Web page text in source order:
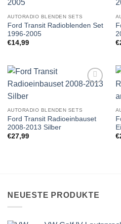
AUTORADIO BLENDEN SETS
Ford Transit Radioblenden Set
1996-2005
€14,99
€
AUTORADIO BLENDEN SETS
Ford Transit Radioeinbauset
2008-2013 Silber
€27,99
€
NEUESTE PRODUKTE